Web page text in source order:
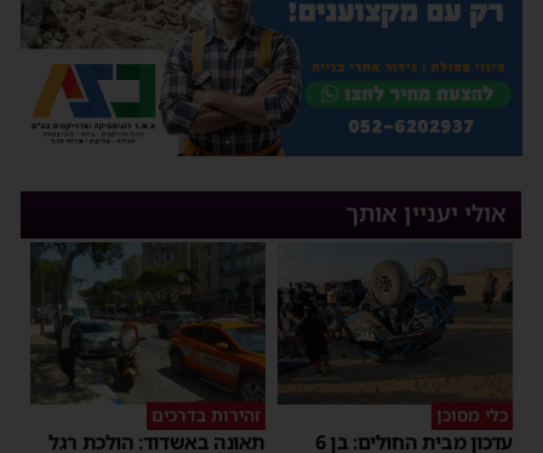
אולי יעניין אותך
כלי מסוכן
עדכון מבית החולים: בן 6
זהירות בדרכים
תאונה באשדוד: הולכת רגל